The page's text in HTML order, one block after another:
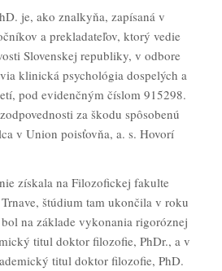
je, ako znalkyňa, zapísaná v
a prekladateľov, ktorý vedie
Slovenskej republiky, v odbore
klinická psychológia dospelých a
pod evidenčným číslom 915298.
za škodu spôsobenú
v Union poisťovňa, a. s. Hovorí
získala na Filozofickej fakulte
štúdium tam ukončila v roku
na základe vykonania rigoróznej
titul doktor filozofie, PhDr., a v
titul doktor filozofie, PhD.